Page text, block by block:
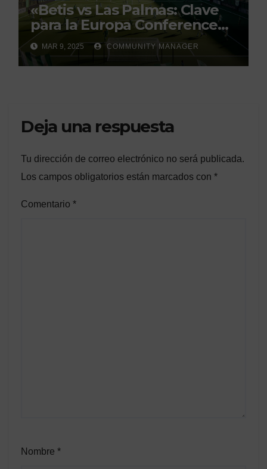
«Betis vs Las Palmas: Clave
para la Europa Conference
League»
MAR 9, 2025 COMMUNITY MANAGER
Deja una respuesta
Tu dirección de correo electrónico no será publicada.
Los campos obligatorios están marcados con *
Comentario *
Nombre *